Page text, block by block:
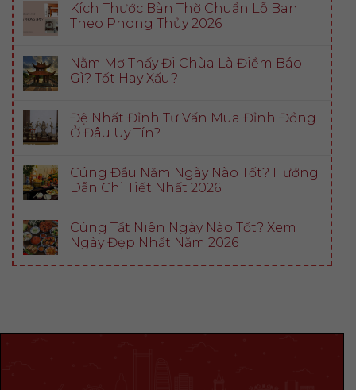
Kích Thước Bàn Thờ Chuẩn Lỗ Ban
Theo Phong Thủy 2026
Nằm Mơ Thấy Đi Chùa Là Điềm Báo
Gì? Tốt Hay Xấu?
Đệ Nhất Đỉnh Tư Vấn Mua Đỉnh Đồng
Ở Đâu Uy Tín?
Cúng Đầu Năm Ngày Nào Tốt? Hướng
Dẫn Chi Tiết Nhất 2026
Cúng Tất Niên Ngày Nào Tốt? Xem
Ngày Đẹp Nhất Năm 2026